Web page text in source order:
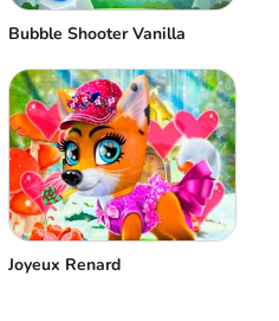
Bubble Shooter Vanilla
Joyeux Renard